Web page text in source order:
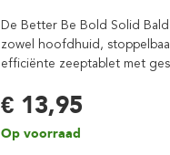
Stirling Soap
St. James of
De Better Be Bold Solid
zowel hoofdhuid,
efficiënte zeeptablet met
€ 13,95
Op voorraad